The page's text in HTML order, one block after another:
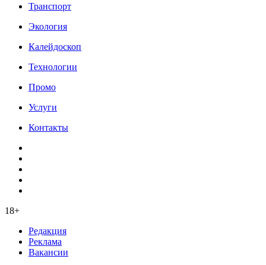
Транспорт
Экология
Калейдоскоп
Технологии
Промо
Услуги
Контакты
18+
Редакция
Реклама
Вакансии